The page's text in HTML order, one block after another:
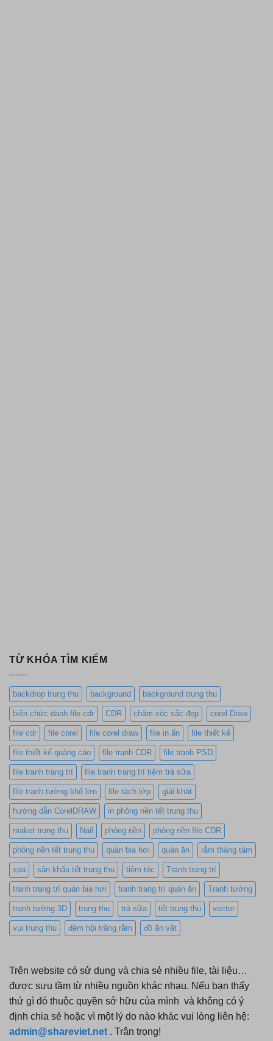
TỪ KHÓA TÌM KIẾM
backdrop trung thu background background trung thu
biển chức danh file cdr CDR chăm sóc sắc đẹp corel Draw
file cdr file corel file corel draw file in ấn file thiết kế
file thiết kế quảng cáo file tranh CDR file tranh PSD
file tranh trang trí file tranh trang trí tiệm trà sữa
file tranh tường khổ lớn file tách lớp giải khát
hướng dẫn CorelDRAW in phông nền tết trung thu
maket trung thu Nail phông nền phông nền file CDR
phông nền tết trung thu quán bia hơi quán ăn rằm tháng tám
spa sân khấu tết trung thu tiệm tóc Tranh trang trí
tranh trang trí quán bia hơi tranh trang trí quán ăn Tranh tường
tranh tường 3D trung thu trà sữa tết trung thu vector
vui trung thu đêm hội trăng rằm đồ ăn vặt
Trên website có sử dụng và chia sẻ nhiều file, tài liệu…
được sưu tầm từ nhiều nguồn khác nhau. Nếu bạn thấy
thứ gì đó thuộc quyền sở hữu của mình và không có ý
định chia sẻ hoặc vì một lý do nào khác vui lòng liên hệ:
admin@shareviet.net . Trân trọng!